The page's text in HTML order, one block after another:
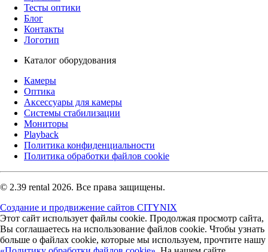
Тесты оптики
Блог
Контакты
Логотип
Каталог оборудования
Камеры
Оптика
Аксессуары для камеры
Системы стабилизации
Мониторы
Playback
Политика конфиденциальности
Политика обработки файлов cookie
© 2.39 rental 2026. Все права защищены.
Создание и продвижение сайтов CITYNIX
Этот сайт использует файлы cookie. Продолжая просмотр сайта,
Вы соглашаетесь на использование файлов cookie. Чтобы узнать
больше о файлах cookie, которые мы используем, прочтите нашу